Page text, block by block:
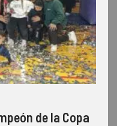
de la Copa